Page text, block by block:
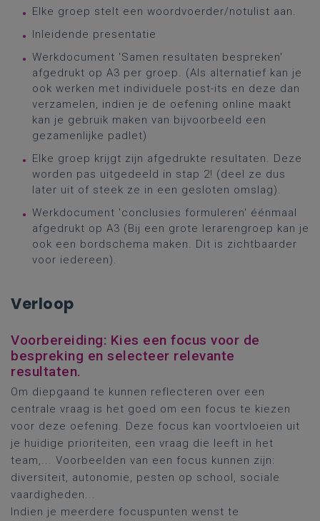
Elke groep stelt een woordvoerder/notulist aan.
Inleidende presentatie
Werkdocument 'Samen resultaten bespreken'
afgedrukt op A3 per groep. (Als alternatief kan je
ook werken met individuele post-its en deze dan
verzamelen, indien je de oefening online maakt
kan je gebruik maken van bijvoorbeeld een
gezamenlijke padlet)
Elke groep krijgt zijn afgedrukte resultaten. Deze
worden pas uitgedeeld in stap 2! (deel ze dus
later uit of steek ze in een gesloten omslag).
Werkdocument 'conclusies formuleren' éénmaal
afgedrukt op A3 (Bij een grote lerarengroep kan je
ook een bordschema maken. Dit is zichtbaarder
voor iedereen).
Verloop
Voorbereiding: Kies een focus voor de
bespreking en selecteer relevante
resultaten.
Om diepgaand te kunnen reflecteren over een
centrale vraag is het goed om een focus te kiezen
voor deze oefening. Deze focus kan voortvloeien uit
je huidige prioriteiten, een vraag die leeft in het
team,... Voorbeelden van een focus kunnen zijn:
diversiteit, autonomie, pesten op school, sociale
vaardigheden...
Indien je meerdere focuspunten wenst te